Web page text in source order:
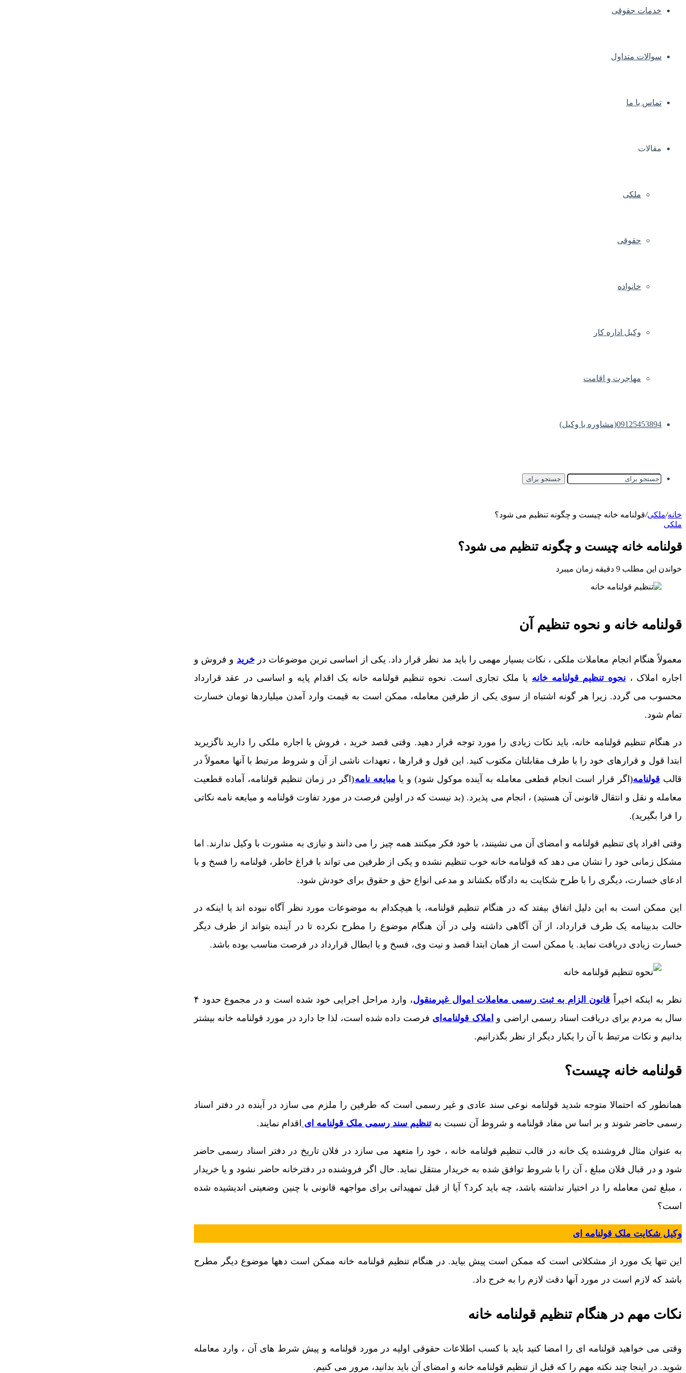
خدمات حقوقی
سوالات متداول
تماس با ما
مقالات
ملکی
حقوقی
خانواده
وکیل اداره کار
مهاجرت و اقامت
09125453894(مشاوره با وکیل)
جستجو برای
خانه/ملکی/قولنامه خانه چیست و چگونه تنظیم می شود؟
ملکی
قولنامه خانه چیست و چگونه تنظیم می شود؟
خواندن این مطلب 9 دقیقه زمان میبرد
قولنامه خانه و نحوه تنظیم آن
معمولاً هنگام انجام معاملات ملکی ، نکات بسیار مهمی را باید مد نظر قرار داد. یکی از اساسی ترین موضوعات درخرید و فروش و
اجاره املاک ، نحوه تنظیم قولنامه خانه یا ملک تجاری است. نحوه تنظیم قولنامه خانه یک اقدام پایه و اساسی در عقد قرارداد
محسوب می گردد. زیرا هر گونه اشتباه از سوی یکی از طرفین معامله، ممکن است به قیمت وارد آمدن میلیاردها تومان خسارت
تمام شود.
در هنگام تنظیم قولنامه خانه، باید نکات زیادی را مورد توجه قرار دهید. وقتی قصد خرید ، فروش یا اجاره ملکی را دارید ناگزیرید
ابتدا قول و قرارهای خود را با طرف مقابلتان مکتوب کنید. این قول و قرارها ، تعهدات ناشی از آن و شروط مرتبط با آنها معمولاً در
قالب قولنامه(اگر قرار است انجام قطعی معامله به آینده موکول شود) و یا مبایعه نامه(اگر در زمان تنظیم قولنامه، آماده قطعیت
معامله و نقل و انتقال قانونی آن هستید) ، انجام می پذیرد. (بد نیست که در اولین فرصت در مورد تفاوت قولنامه و مبایعه نامه نکاتی
را فرا بگیرید).
وقتی افراد پای تنظیم قولنامه و امضای آن می نشینند، با خود فکر میکنند همه چیز را می دانند و نیازی به مشورت با وکیل ندارند. اما
مشکل زمانی خود را نشان می دهد که قولنامه خانه خوب تنظیم نشده و یکی از طرفین می تواند با فراغ خاطر، قولنامه را فسخ و با
ادعای خسارت، دیگری را با طرح شکایت به دادگاه بکشاند و مدعی انواع حق و حقوق برای خودش شود.
این ممکن است به این دلیل اتفاق بیفتد که در هنگام تنظیم قولنامه، یا هیچکدام به موضوعات مورد نظر آگاه نبوده اند یا اینکه در
حالت بدبینامه یک طرف قرارداد، از آن آگاهی داشته ولی در آن هنگام موضوع را مطرح نکرده تا در آینده بتواند از طرف دیگر
خسارت زیادی دریافت نماید. یا ممکن است از همان ابتدا قصد و نیت وی، فسخ و یا ابطال قرارداد در فرصت مناسب بوده باشد.
نظر به اینکه اخیراً قانون الزام به ثبت رسمی معاملات اموال غیرمنقول
، وارد مراحل اجرایی خود شده است و در مجموع حدود ۴
سال به مردم برای دریافت اسناد رسمی اراضی و املاک قولنامه‌ای فرصت داده شده است، لذا جا دارد در مورد قولنامه خانه بیشتر
بدانیم و نکات مرتبط با آن را یکبار دیگر از نظر بگذرانیم.
قولنامه خانه چیست؟
همانطور که احتمالا متوجه شدید قولنامه نوعی سند عادی و غیر رسمی است که طرفین را ملزم می سازد در آینده در دفتر اسناد
رسمی حاضر شوند و بر اسا س مفاد قولنامه و شروط آن نسبت بهتنظیم سند رسمی ملک قولنامه ای اقدام نمایند.
به عنوان مثال فروشنده یک خانه در قالب تنظیم قولنامه خانه ، خود را متعهد می سازد در فلان تاریخ در دفتر اسناد رسمی حاضر
شود و در قبال فلان مبلغ ، آن را با شروط توافق شده به خریدار منتقل نماید. حال اگر فروشنده در دفترخانه حاضر نشود و یا خریدار
، مبلغ ثمن معامله را در اختیار نداشته باشد، چه باید کرد؟ آیا از قبل تمهیداتی برای مواجهه قانونی با چنین وضعیتی اندیشیده شده
است؟
وکیل شکایت ملک قولنامه ای
این تنها یک مورد از مشکلاتی است که ممکن است پیش بیاید. در هنگام تنظیم قولنامه خانه ممکن است دهها موضوع دیگر مطرح
باشد که لازم است در مورد آنها دقت لازم را به خرج داد.
نکات مهم در هنگام تنظیم قولنامه خانه
وقتی می خواهید قولنامه ای را امضا کنید باید با کسب اطلاعات حقوقی اولیه در مورد قولنامه و پیش شرط های آن ، وارد معامله
شوید. در اینجا چند نکته مهم را که قبل از تنظیم قولنامه خانه و امضای آن باید بدانید، مرور می کنیم.